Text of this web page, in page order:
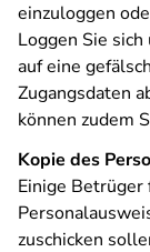
einzuloggen
Loggen Sie
auf eine
Zugangsdaten
können zudem
Kopie des
Einige Betrüger
zuschicken